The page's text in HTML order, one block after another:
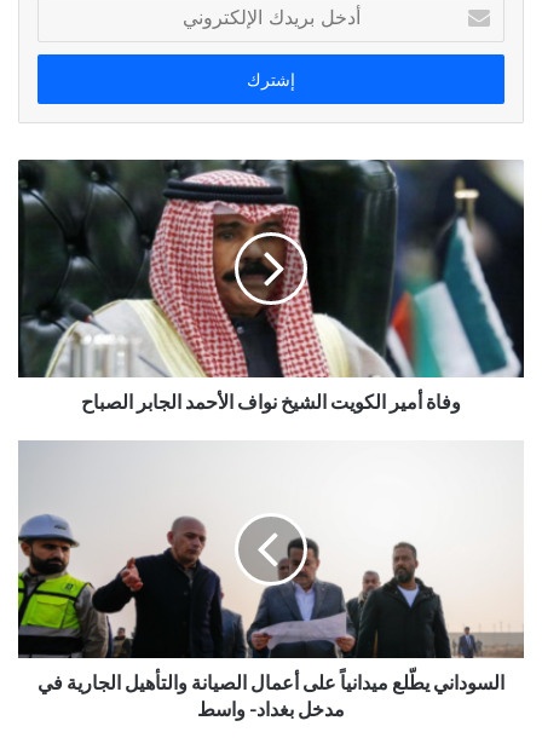
بريدك
الإلكتروني
وفاة أمير الكويت الشيخ نواف الأحمد الجابر الصباح
السوداني يطّلع ميدانياً على أعمال الصيانة والتأهيل الجارية في
مدخل بغداد- واسط